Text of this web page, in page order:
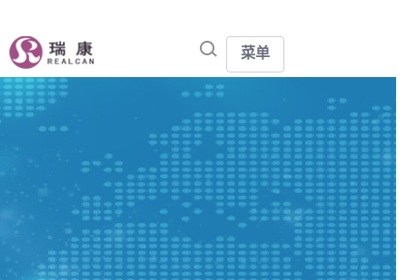
菜单
吉祥风 - 瑞康医药集团股份有限公司